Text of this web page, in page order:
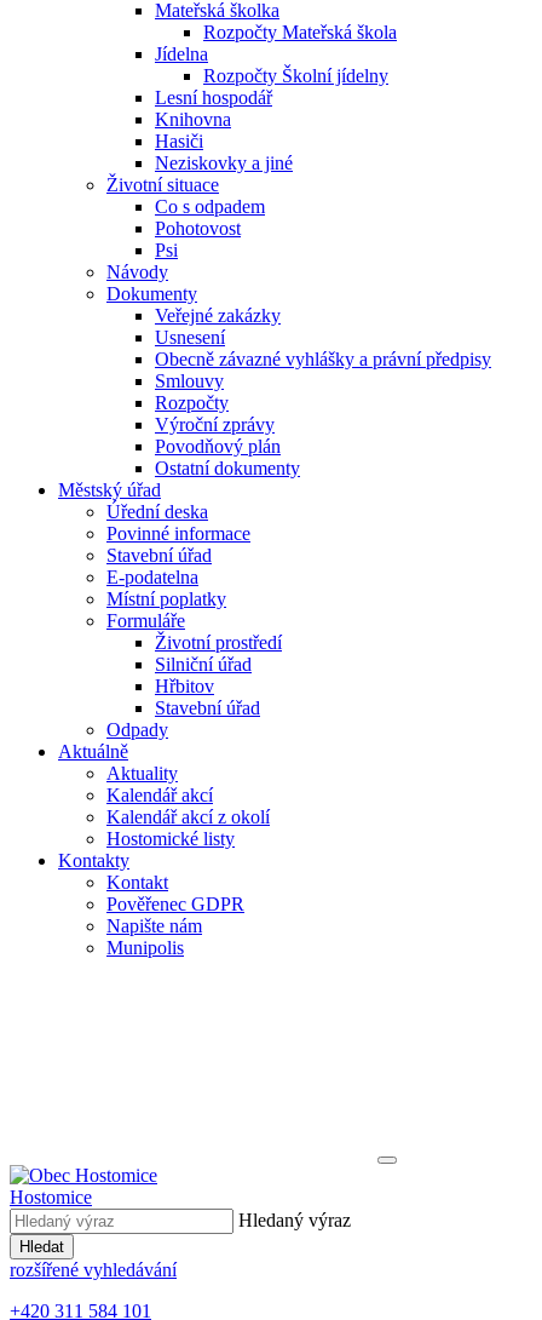
Mateřská školka
Rozpočty Mateřská škola
Jídelna
Rozpočty Školní jídelny
Lesní hospodář
Knihovna
Hasiči
Neziskovky a jiné
Životní situace
Co s odpadem
Pohotovost
Psi
Návody
Dokumenty
Veřejné zakázky
Usnesení
Obecně závazné vyhlášky a právní předpisy
Smlouvy
Rozpočty
Výroční zprávy
Povodňový plán
Ostatní dokumenty
Městský úřad
Úřední deska
Povinné informace
Stavební úřad
E-podatelna
Místní poplatky
Formuláře
Životní prostředí
Silniční úřad
Hřbitov
Stavební úřad
Odpady
Aktuálně
Aktuality
Kalendář akcí
Kalendář akcí z okolí
Hostomické listy
Kontakty
Kontakt
Pověřenec GDPR
Napište nám
Munipolis
Hostomice
Hledaný výraz
Hledat
rozšířené vyhledávání
+420 311 584 101